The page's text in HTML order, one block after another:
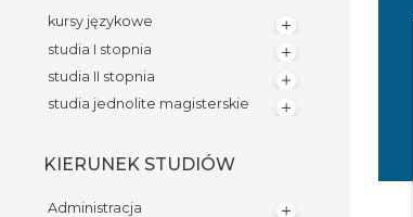
kursy językowe
studia I stopnia
studia II stopnia
studia jednolite magisterskie
KIERUNEK STUDIÓW
Administracja